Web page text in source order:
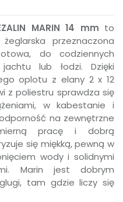
MARIN 14 mm to
przeznaczona
do codziennych
lub łodzi. Dzięki
oplotu z elany 2 x 12
z poliestru sprawdza się
w kabestanie i
na zewnętrzne
pracę i dobrą
się miękką, pewną w
wody i solidnymi
Marin jest dobrym
tam gdzie liczy się